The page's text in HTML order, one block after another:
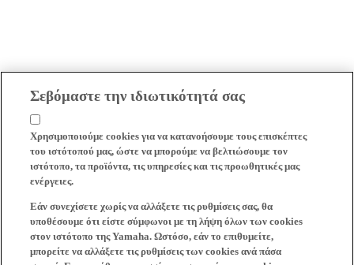
Σεβόμαστε την ιδιωτικότητά σας
Χρησιμοποιούμε cookies για να κατανοήσουμε τους επισκέπτες
του ιστότοπού μας, ώστε να μπορούμε να βελτιώσουμε τον
ιστότοπο, τα προϊόντα, τις υπηρεσίες και τις προωθητικές μας
ενέργειες.
Εάν συνεχίσετε χωρίς να αλλάξετε τις ρυθμίσεις σας, θα
υποθέσουμε ότι είστε σύμφωνοι με τη λήψη όλων των cookies
στον ιστότοπο της Yamaha. Ωστόσο, εάν το επιθυμείτε,
μπορείτε να αλλάξετε τις ρυθμίσεις των cookies ανά πάσα